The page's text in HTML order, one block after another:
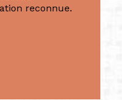
reconnue.